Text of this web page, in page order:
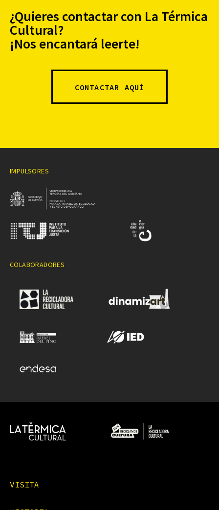
¿Quieres contactar con La Térmica
Cultural?
¡Nos encantará leerte!
CONTACTAR AQUÍ
IMPULSORES
COLABORADORES
VISITA